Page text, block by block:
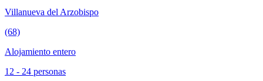
Villanueva del Arzobispo
(68)
Alojamiento entero
12 - 24 personas